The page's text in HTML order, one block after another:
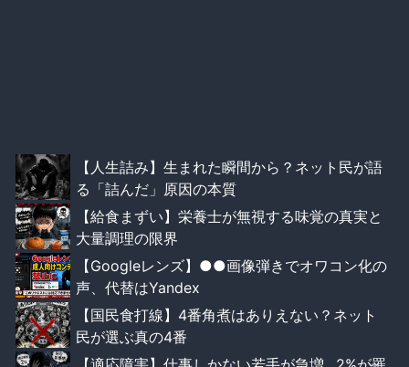
【人生詰み】生まれた瞬間から？ネット民が語
る「詰んだ」原因の本質
【給食まずい】栄養士が無視する味覚の真実と
大量調理の限界
【Googleレンズ】●●画像弾きでオワコン化の
声、代替はYandex
【国民食打線】4番角煮はありえない？ネット
民が選ぶ真の4番